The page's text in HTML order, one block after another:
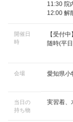
11:30 院
12:00 解
開催日
時
【受付中】
随時(平
会場 愛知県小
当日の
持ち物
実習着、